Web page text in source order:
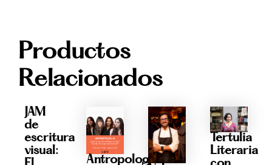
Productos
Relacionados
JAM
de
escritura
visual: Antropolog-
Tertulia
Literaria